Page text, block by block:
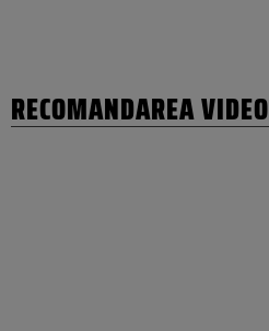
RECOMANDAREA VIDEO